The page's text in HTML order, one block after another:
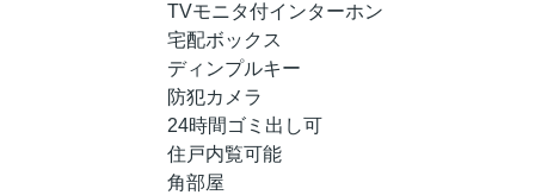
TVモニタ付インターホン
宅配ボックス
ディンプルキー
防犯カメラ
24時間ゴミ出し可
住戸内覧可能
角部屋